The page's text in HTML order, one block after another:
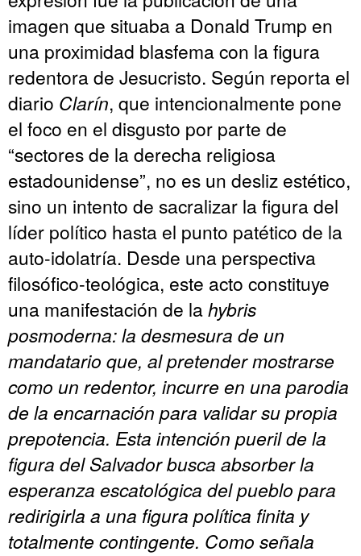
imagen que situaba a Donald Trump en
una proximidad blasfema con la figura
redentora de Jesucristo. Según reporta el
diario Clarín, que intencionalmente pone
el foco en el disgusto por parte de
“sectores de la derecha religiosa
estadounidense”, no es un desliz estético,
sino un intento de sacralizar la figura del
líder político hasta el punto patético de la
auto-idolatría. Desde una perspectiva
filosófico-teológica, este acto constituye
una manifestación de lahybris
posmoderna: la desmesura de un
mandatario que, al pretender mostrarse
como un redentor, incurre en una parodia
de la encarnación para validar su propia
prepotencia. Esta intención pueril de la
figura del Salvador busca absorber la
esperanza escatológica del pueblo para
redirigirla a una figura política finita y
totalmente contingente. Como señala